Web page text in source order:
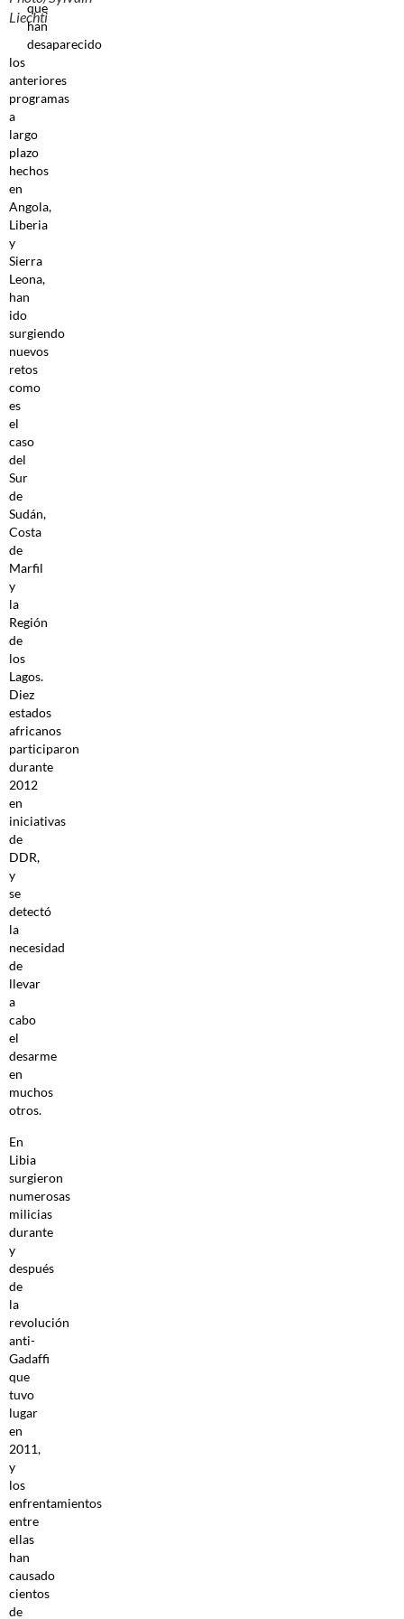
Liechti
que
han
desaparecido
los
anteriores
programas
a
largo
plazo
hechos
en
Angola,
Liberia
y
Sierra
Leona,
han
ido
surgiendo
nuevos
retos
como
es
el
caso
del
Sur
de
Sudán,
Costa
de
Marfil
y
la
Región
de
los
Lagos.
Diez
estados
africanos
participaron
durante
2012
en
iniciativas
de
DDR,
y
se
detectó
la
necesidad
de
llevar
a
cabo
el
desarme
en
muchos
otros.
En
Libia
surgieron
numerosas
milicias
durante
y
después
de
la
revolución
anti-
Gadaffi
que
tuvo
lugar
en
2011,
y
los
enfrentamientos
entre
ellas
han
causado
cientos
de